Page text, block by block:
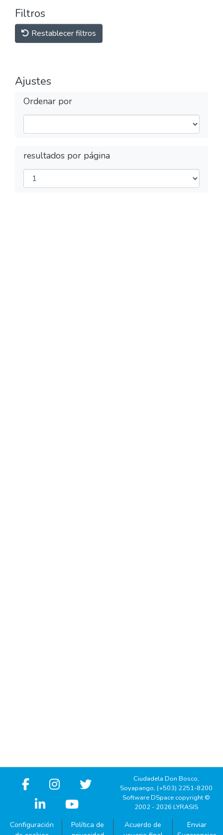
Filtros
Restablecer filtros
Ajustes
Ordenar por
resultados por página
Ciudadela Don Bosco,
Soyapango, (+503) 2251-8200
Software DSpace copyright ©
2002 - 2026 LYRASIS
Configuración
Política de
Acuerdo de
Enviar